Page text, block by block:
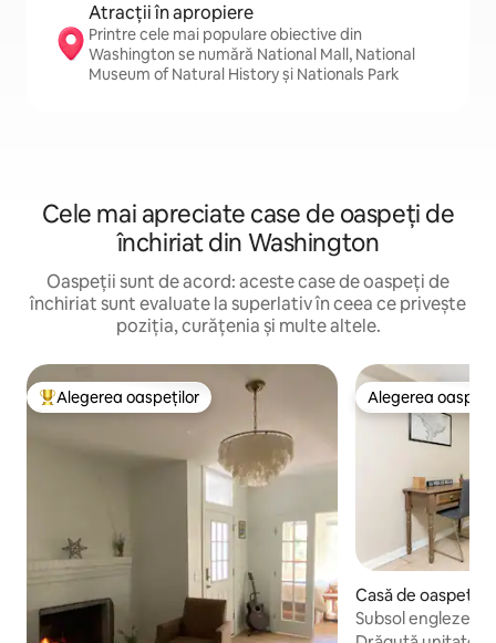
Atracții în apropiere
Printre cele mai populare obiective din
Washington se numără National Mall, National
Museum of Natural History și Nationals Park
Cele mai apreciate case de oaspeți de
închiriat din Washington
Oaspeții sunt de acord: aceste case de oaspeți de
închiriat sunt evaluate la superlativ în ceea ce privește
poziția, curățenia și multe altele.
Locuință din topul categoriei Alegerea oaspeților
Alegerea oaspeților Alegerea
Alegerea
Casă de oaspeți
a Heights
Subsol englezesc